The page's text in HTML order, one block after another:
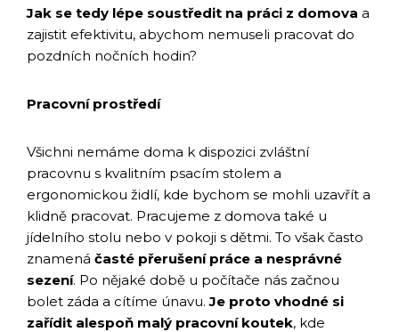
Jak se tedy lépe soustředit na práci z domova a
zajistit efektivitu, abychom nemuseli pracovat do
pozdních nočních hodin?
Pracovní prostředí
Všichni nemáme doma k dispozici zvláštní
pracovnu s kvalitním psacím stolem a
ergonomickou židlí, kde bychom se mohli uzavřít a
klidně pracovat. Pracujeme z domova také u
jídelního stolu nebo v pokoji s dětmi. To však často
znamená časté přerušení práce a nesprávné
sezení. Po nějaké době u počítače nás začnou
bolet záda a cítíme únavu. Je proto vhodné si
zařídit alespoň malý pracovní koutek, kde